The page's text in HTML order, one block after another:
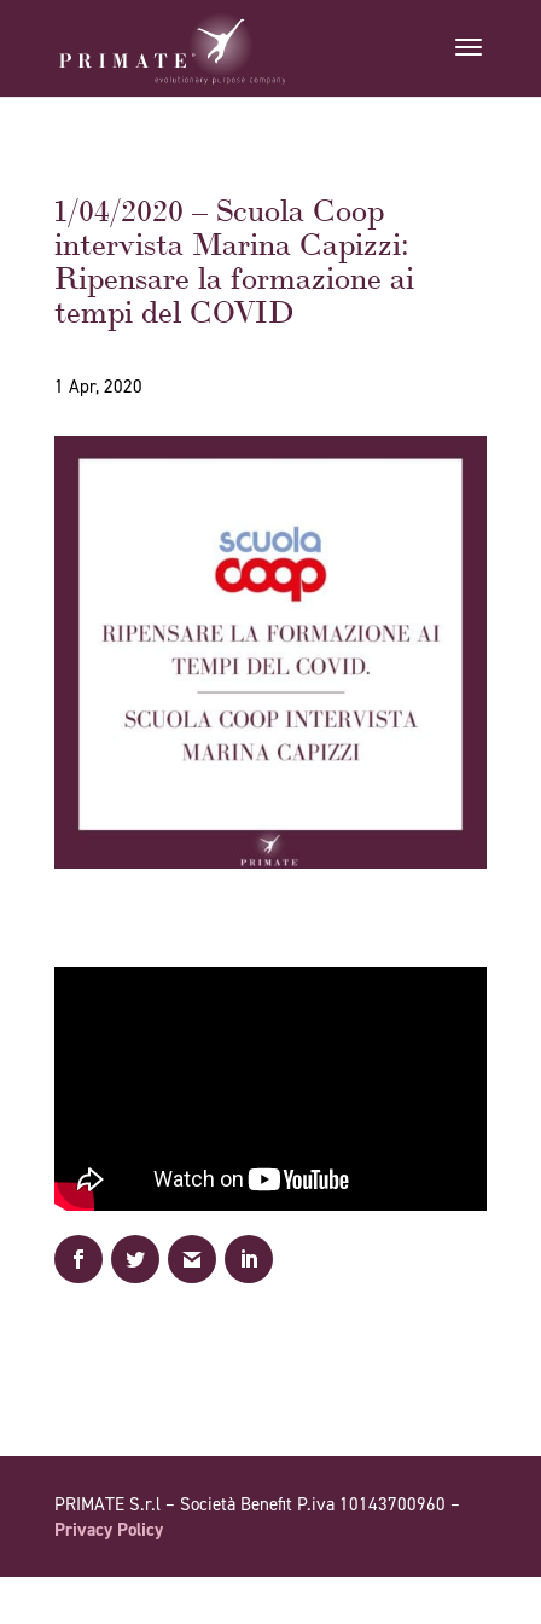
1/04/2020 – Scuola Coop
intervista Marina Capizzi:
Ripensare la formazione ai
tempi del COVID
1 Apr, 2020
PRIMATE S.r.l – Società Benefit P.iva 10143700960 –
Privacy Policy